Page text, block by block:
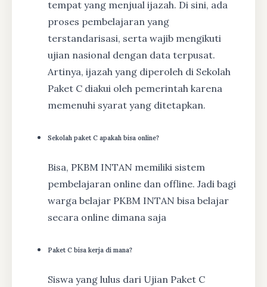
tempat yang menjual ijazah. Di sini, ada
proses pembelajaran yang
terstandarisasi, serta wajib mengikuti
ujian nasional dengan data terpusat.
Artinya, ijazah yang diperoleh di Sekolah
Paket C diakui oleh pemerintah karena
memenuhi syarat yang ditetapkan.
Sekolah paket C apakah bisa online?
Bisa, PKBM INTAN memiliki sistem
pembelajaran online dan offline. Jadi bagi
warga belajar PKBM INTAN bisa belajar
secara online dimana saja
Paket C bisa kerja di mana?
Siswa yang lulus dari Ujian Paket C